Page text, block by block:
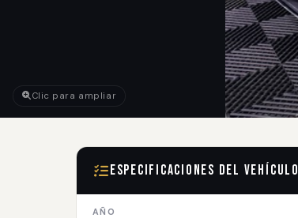
Clic para ampliar
Especificaciones del Vehículo
AÑO